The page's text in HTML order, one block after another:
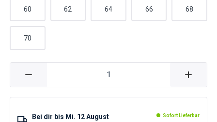
60 62 64 66 68
70
Bei dir bis Mi. 12 August Sofort Lieferbar